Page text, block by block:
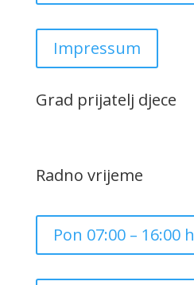
Impressum
Grad prijatelj djece
Radno vrijeme
Pon 07:00 – 16:00 h